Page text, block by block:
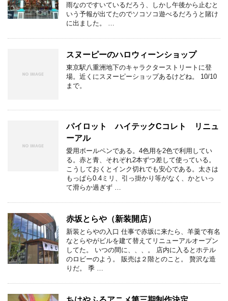
雨なのですいているだろう、しかし午後から止むと
いう予報が出てたのでソコソコ遊べるだろうと賭け
に出ました。 …
スヌーピーのハロウィーンショップ
東京駅八重洲地下のキャラクターストリートに登
場。近くにスヌーピーショップあるけどね。 10/10
まで。
パイロット ハイテックCコレト リニュ
ーアル
愛用ボールペンである。4色用を2色で利用してい
る。赤と青、それぞれ2本ずつ差して使っている。
こうしておくとインク切れでも安心である。太さは
もっぱら0.4ミリ、引っ掛かり等がなく、かといっ
て滑らか過ぎず …
赤坂とらや（新装開店）
新装とらやの入口 仕事で赤坂に来たら、羊羹で有名
なとらやがビルを建て替えてリニューアルオープン
してた。 いつの間に、、、。 店内に入るとホテル
のロビーのよう。 販売は２階とのこと。 贅沢な造
りだ。 季 …